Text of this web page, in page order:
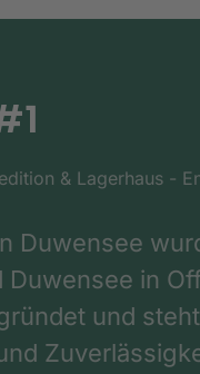
Duwensee
Duwensee in
und